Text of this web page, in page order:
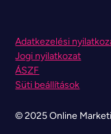
© 2025 Online
Adatkezelési
Jogi nyilatkozat
ÁSZF
Süti beállítások